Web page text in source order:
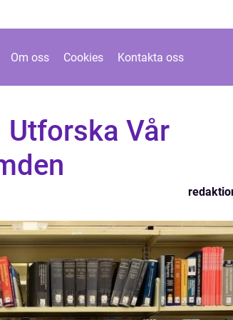
Om oss Cookies Kontakta oss
Utforska Vår